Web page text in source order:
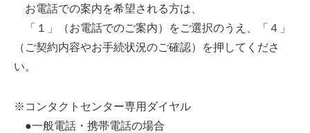
お電話での案内を希望される方は、
「１」（お電話でのご案内）をご選択のうえ、「４」
（ご契約内容やお手続状況のご確認）を押してくださ
い。
※コンタクトセンター専用ダイヤル
●一般電話・携帯電話の場合